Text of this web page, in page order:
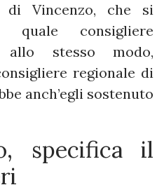
di Vincenzo, che si
quale consigliere
allo stesso modo,
regionale di
anch’egli sostenuto
specifica il